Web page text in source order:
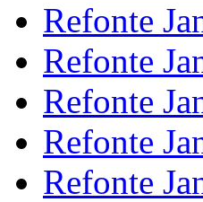
Refonte
Refonte
Refonte
Refonte
Refonte